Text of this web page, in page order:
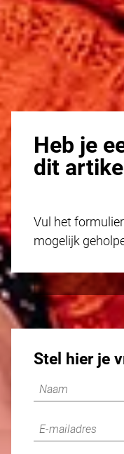
Heb je
dit
Vul het
mogelijk
Stel hier je